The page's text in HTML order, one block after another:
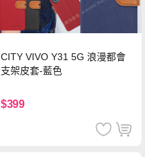
CITY VIVO Y31 5G 浪漫都會
支架皮套-藍色
$399